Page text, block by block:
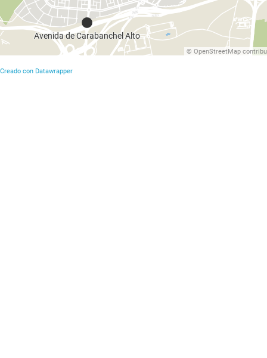
© OpenStreetMap
Avenida de Carabanchel Alto
Creado con Datawrapper